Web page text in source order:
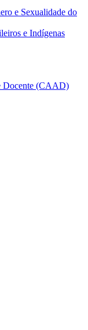
e Sexualidade do
e Indígenas
Docente (CAAD)